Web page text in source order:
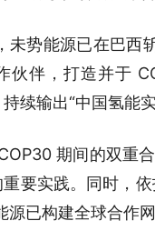
未势能源已在巴西
伙伴，打造并于
持续输出“中国氢能
期间的双重
重要实践。同时，
源已构建全球合作网